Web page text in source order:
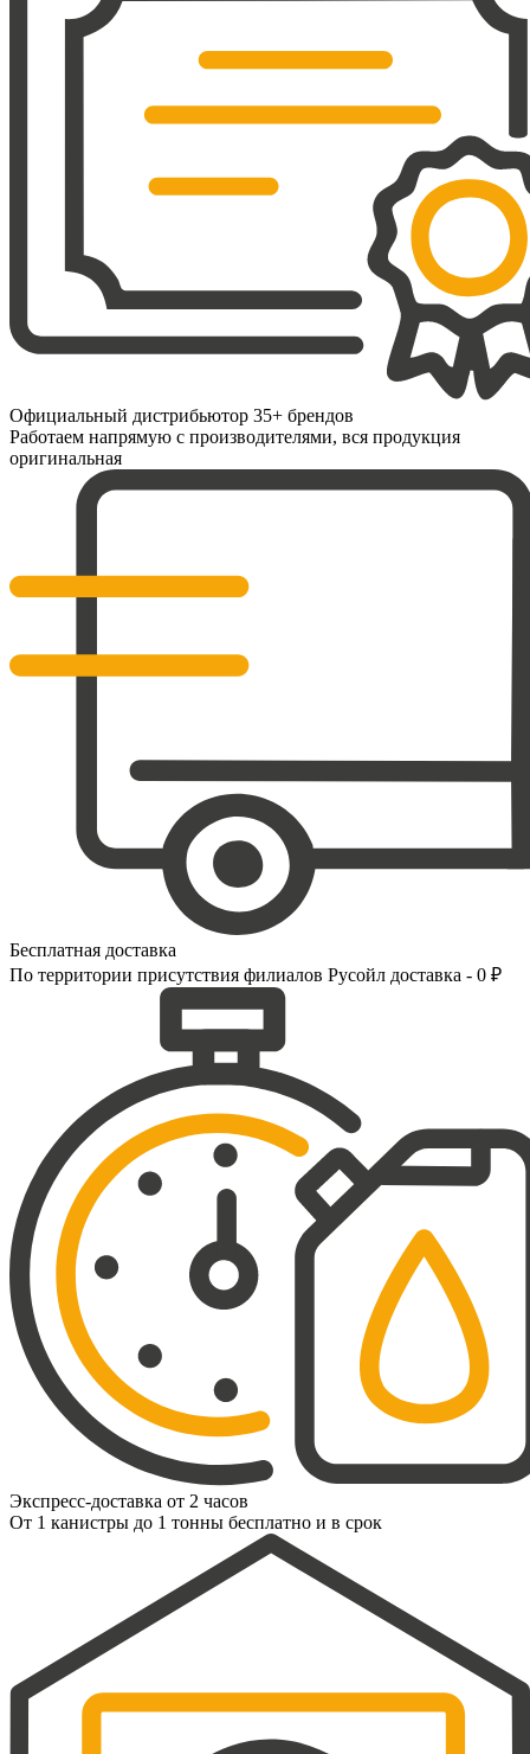
Официальный дистрибьютор 35+ брендов
Работаем напрямую с производителями, вся продукция
оригинальная
Бесплатная доставка
По территории присутствия филиалов Русойл доставка - 0 ₽
Экспресс-доставка от 2 часов
От 1 канистры до 1 тонны бесплатно и в срок